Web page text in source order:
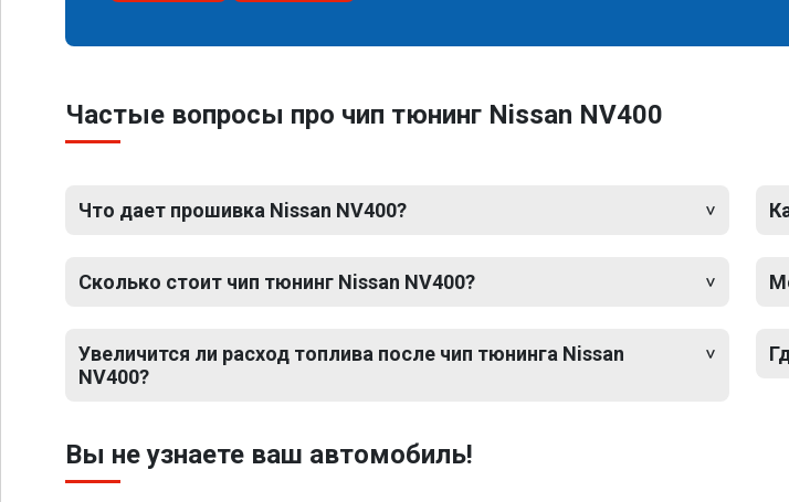
Частые вопросы про чип тюнинг Nissan NV400
Что дает прошивка Nissan NV400?
Сколько стоит чип тюнинг Nissan NV400?
Увеличится ли расход топлива после чип тюнинга Nissan
NV400?
Вы не узнаете ваш автомобиль!